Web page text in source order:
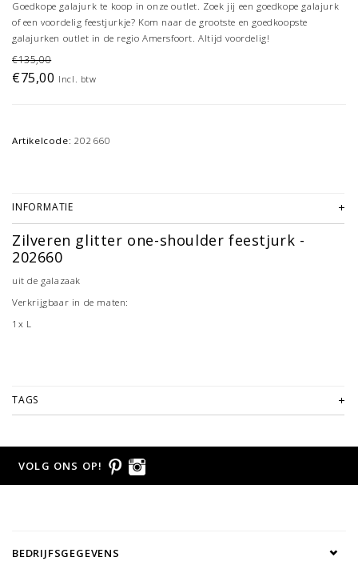
Goedkope galajurk te koop in onze outlet. Zoek jij een goedkope galajurk
of een voordelig feestjurkje? Kom naar de grootste en goedkoopste
galajurken outlet in de regio Amersfoort. Altijd voordelig!
€135,00
€75,00 Incl. btw
Artikelcode: 202660
INFORMATIE
Zilveren glitter one-shoulder feestjurk -
202660
uit de galazaak
Verkrijgbaar in de maten:
1x L
TAGS
VOLG ONS OP!
BEDRIJFSGEGEVENS